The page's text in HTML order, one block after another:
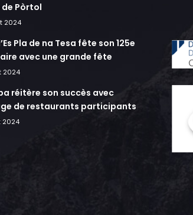
Pòrtol
2024
Pla de na Tesa fête son 125e
avec une grande fête
2024
réitère son succès avec
de restaurants participants
2024